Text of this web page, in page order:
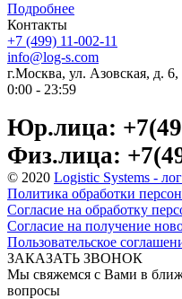
Подробнее
Контакты
+7 (499) 11-002-11
info@log-s.com
г.Москва, ул. Азовская, д. 6,
0:00 - 23:59
Юр.лица:
Физ.лица:
© 2020 Logistic Systems -
Политика обработки
Согласие на обработку
Согласие на получение
Пользовательское
ЗАКАЗАТЬ ЗВОНОК
Мы свяжемся с Вами в
вопросы